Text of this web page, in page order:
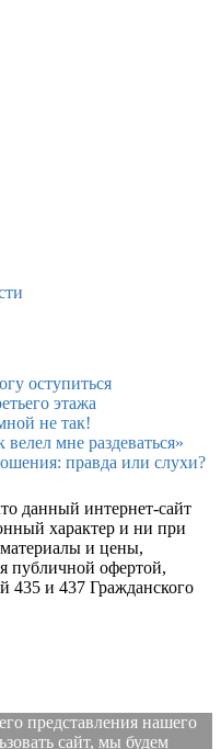
оступиться
этажа
не так!
мне раздеваться»
правда или слухи?
данный интернет-сайт
характер и ни при
и цены,
публичной офертой,
435 и 437 Гражданского
представления нашего
сайт, мы будем